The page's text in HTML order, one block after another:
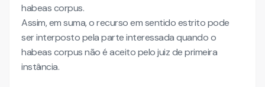
habeas corpus.
Assim, em suma, o recurso em sentido estrito pode
ser interposto pela parte interessada quando o
habeas corpus não é aceito pelo juiz de primeira
instância.